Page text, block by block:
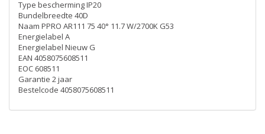
Type bescherming IP20
Bundelbreedte 40D
Naam PPRO AR111 75 40° 11.7 W/2700K G53
Energielabel A
Energielabel Nieuw G
EAN 4058075608511
EOC 608511
Garantie 2 jaar
Bestelcode 4058075608511